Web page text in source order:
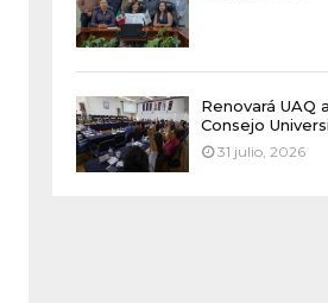
Renovará UAQ
Consejo
31 julio, 2026